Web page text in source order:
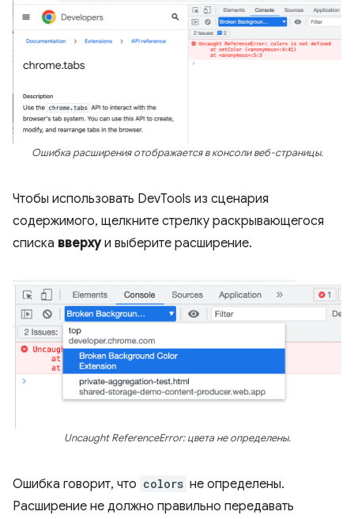
Ошибка расширения отображается в консоли веб-страницы.
Чтобы использовать DevTools из сценария
содержимого, щелкните стрелку раскрывающегося
списка вверхуи выберите расширение.
Uncaught ReferenceError: цвета не определены.
Ошибка говорит, что colors не определены.
Расширение не должно правильно передавать